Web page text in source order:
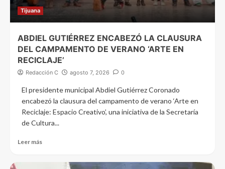
Tijuana
ABDIEL GUTIÉRREZ ENCABEZÓ LA CLAUSURA
DEL CAMPAMENTO DE VERANO ‘ARTE EN
RECICLAJE’
Redacción C agosto 7, 2026 0
El presidente municipal Abdiel Gutiérrez Coronado
encabezó la clausura del campamento de verano ‘Arte en
Reciclaje: Espacio Creativo’, una iniciativa de la Secretaría
de Cultura...
Leer más